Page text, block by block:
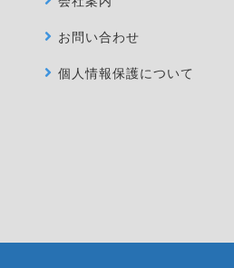
お問い合わせ
個人情報保護について